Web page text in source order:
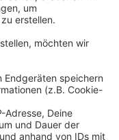
der Arbeitsagentur
Die
unter der
Euro brutto